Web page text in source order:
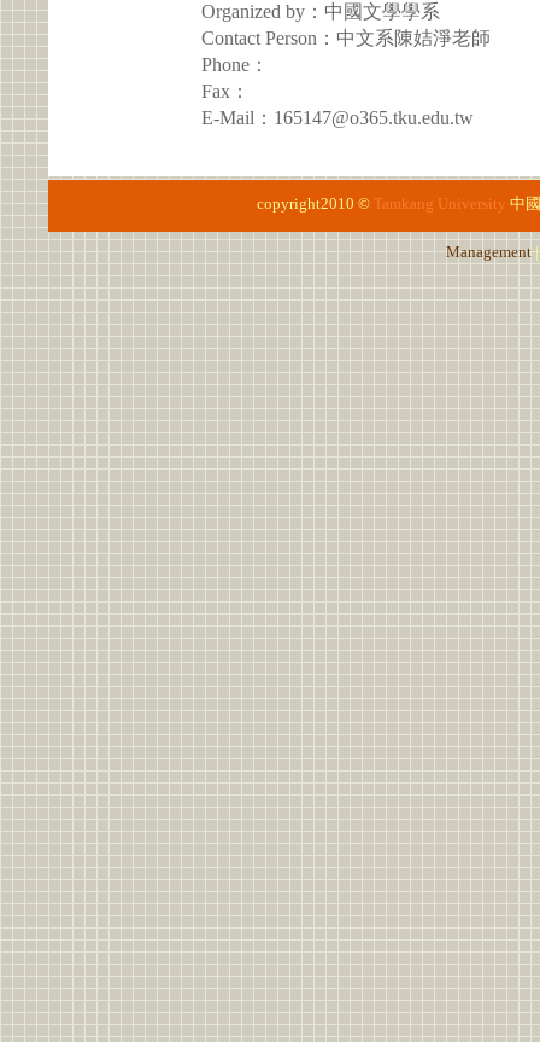
Organized by：中國文學學系
Contact Person：中文系陳姞淨老師
Phone：
Fax：
E-Mail：165147@o365.tku.edu.tw
copyright2010 © Tamkang University 中
Management